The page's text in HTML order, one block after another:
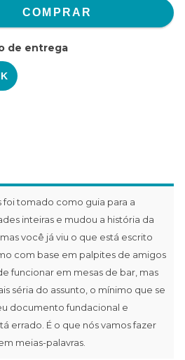
de entrega
foi tomado como guia para a
inteiras e mudou a história da
você já viu o que está escrito
com base em palpites de amigos
funcionar em mesas de bar, mas
séria do assunto, o mínimo que se
documento fundacional e
errado. É o que nós vamos fazer
meias-palavras.